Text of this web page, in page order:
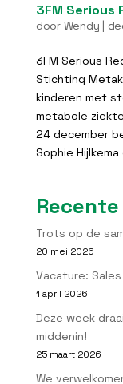
3FM Serious
door Wendy |
3FM Serious
Stichting
kinderen met
metabole
24 december
Sophie Hijlkema
Trots op de
20 mei 2026
Vacature:
1 april 2026
Deze week
middenin!
25 maart 2026
We